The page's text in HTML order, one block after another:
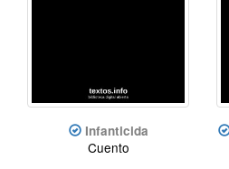
Infanticida
Cuento